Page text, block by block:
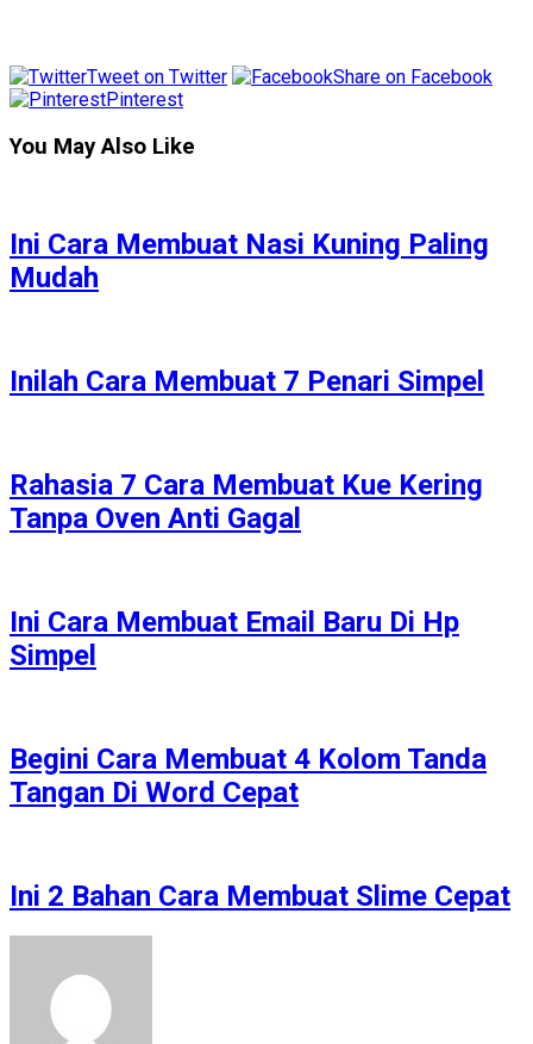
Tweet on Twitter
Share on Facebook
Pinterest
You May Also Like
Ini Cara Membuat Nasi Kuning Paling
Mudah
Inilah Cara Membuat 7 Penari Simpel
Rahasia 7 Cara Membuat Kue Kering
Tanpa Oven Anti Gagal
Ini Cara Membuat Email Baru Di Hp
Simpel
Begini Cara Membuat 4 Kolom Tanda
Tangan Di Word Cepat
Ini 2 Bahan Cara Membuat Slime Cepat